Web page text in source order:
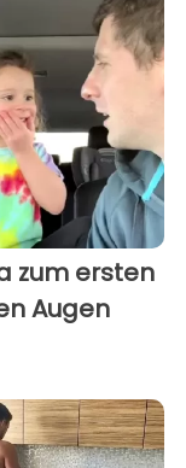
zum ersten
Augen